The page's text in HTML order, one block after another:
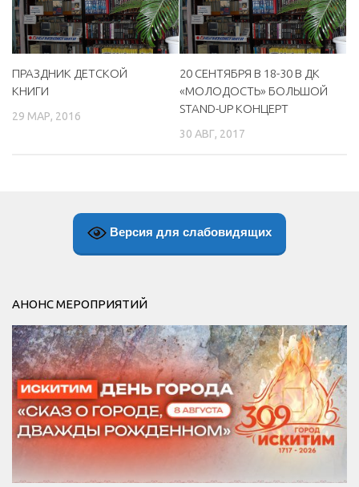
ПРАЗДНИК ДЕТСКОЙ
КНИГИ
29 МАР, 2016
20 СЕНТЯБРЯ В 18-30 В ДК
«МОЛОДОСТЬ» БОЛЬШОЙ
STAND-UP КОНЦЕРТ
30 АВГ, 2017
Версия для слабовидящих
АНОНС МЕРОПРИЯТИЙ